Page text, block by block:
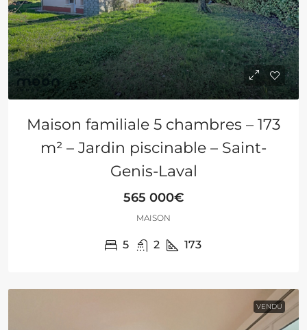
Maison familiale 5 chambres – 173
m² – Jardin piscinable – Saint-
Genis-Laval
565 000€
MAISON
5 2 173
VENDU